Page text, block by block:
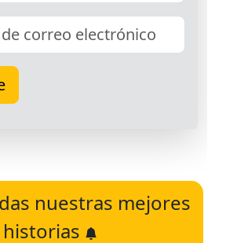
nuestras mejores
historias